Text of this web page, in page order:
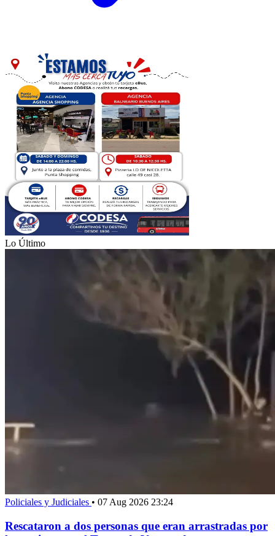
Lo Último
Policiales y Judiciales • 07 Aug 2026 23:24
Rescataron a dos personas que eran arrastradas por